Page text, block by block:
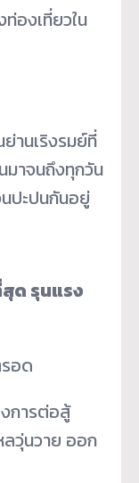
องเที่ยวใน
านเริงรมย์ที่
าจนถึงทุกวัน
ปะปนกันอยู่
ด รุนแรง
อด
การต่อสู้
วุ่นวาย ออก